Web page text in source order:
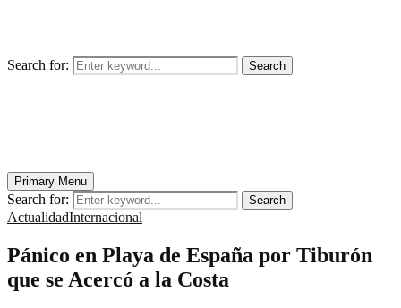
Search for: Search
Primary Menu
Search for: Search
ActualidadInternacional
Pánico en Playa de España por Tiburón
que se Acercó a la Costa